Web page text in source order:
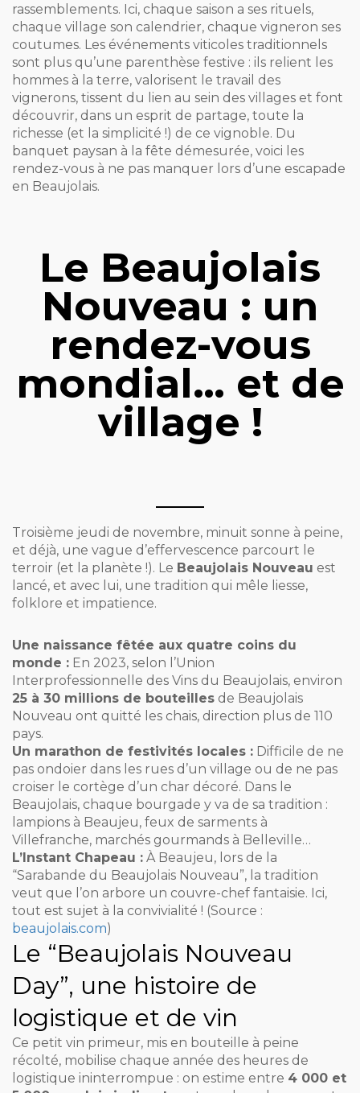
rassemblements. Ici, chaque saison a ses rituels,
chaque village son calendrier, chaque vigneron ses
coutumes. Les événements viticoles traditionnels
sont plus qu’une parenthèse festive : ils relient les
hommes à la terre, valorisent le travail des
vignerons, tissent du lien au sein des villages et font
découvrir, dans un esprit de partage, toute la
richesse (et la simplicité !) de ce vignoble. Du
banquet paysan à la fête démesurée, voici les
rendez-vous à ne pas manquer lors d’une escapade
en Beaujolais.
Le Beaujolais
Nouveau : un
rendez-vous
mondial… et de
village !
Troisième jeudi de novembre, minuit sonne à peine,
et déjà, une vague d’effervescence parcourt le
terroir (et la planète !). Le Beaujolais Nouveau est
lancé, et avec lui, une tradition qui mêle liesse,
folklore et impatience.
Une naissance fêtée aux quatre coins du
monde : En 2023, selon l’Union
Interprofessionnelle des Vins du Beaujolais, environ
25 à 30 millions de bouteilles de Beaujolais
Nouveau ont quitté les chais, direction plus de 110
pays.
Un marathon de festivités locales : Difficile de ne
pas ondoier dans les rues d’un village ou de ne pas
croiser le cortège d’un char décoré. Dans le
Beaujolais, chaque bourgade y va de sa tradition :
lampions à Beaujeu, feux de sarments à
Villefranche, marchés gourmands à Belleville…
L’Instant Chapeau : À Beaujeu, lors de la
“Sarabande du Beaujolais Nouveau”, la tradition
veut que l’on arbore un couvre-chef fantaisie. Ici,
tout est sujet à la convivialité ! (Source :
beaujolais.com)
Le “Beaujolais Nouveau
Day”, une histoire de
logistique et de vin
Ce petit vin primeur, mis en bouteille à peine
récolté, mobilise chaque année des heures de
logistique ininterrompue : on estime entre 4 000 et